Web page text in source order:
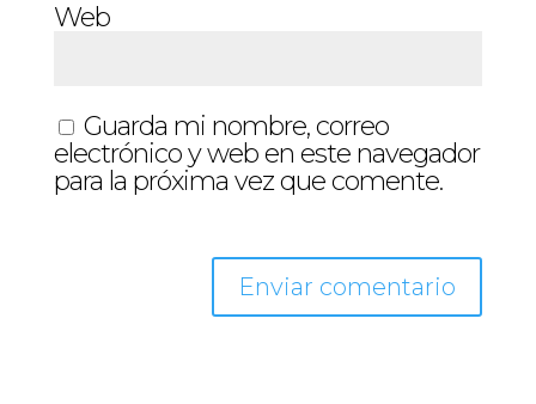
Web
Guarda mi nombre, correo
electrónico y web en este navegador
para la próxima vez que comente.